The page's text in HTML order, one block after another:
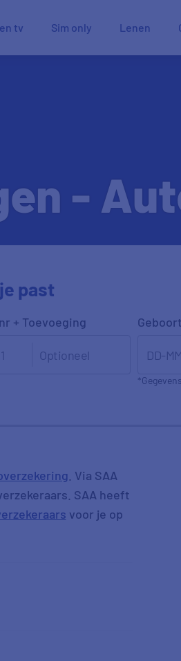
tv Sim only Lenen
-
past
+ Toevoeging
DD-
. Via SAA
SAA heeft
voor je op